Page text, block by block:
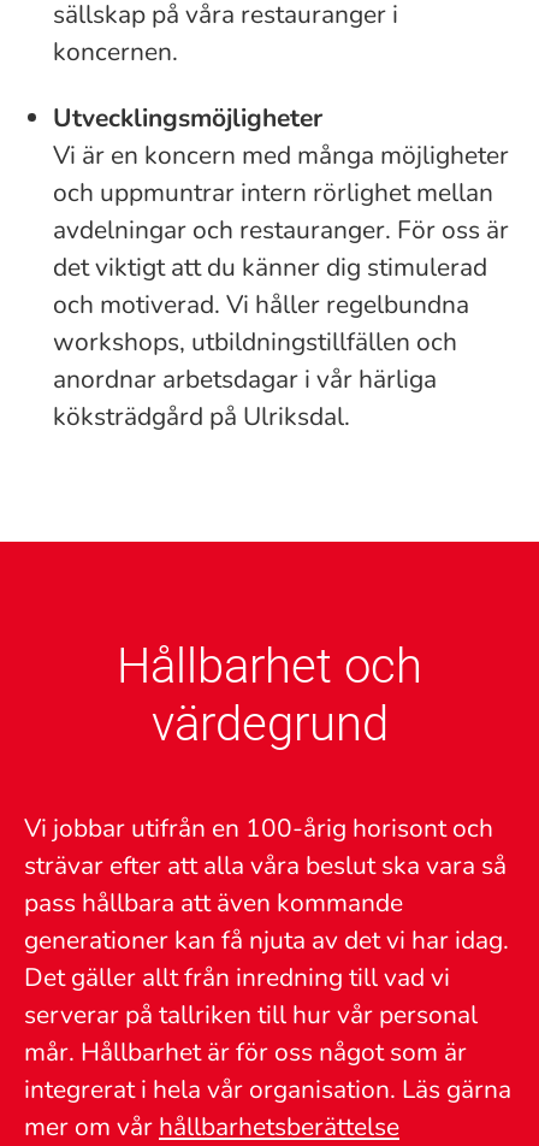
sällskap på våra restauranger i
koncernen.
Utvecklingsmöjligheter
Vi är en koncern med många möjligheter
och uppmuntrar intern rörlighet mellan
avdelningar och restauranger. För oss är
det viktigt att du känner dig stimulerad
och motiverad. Vi håller regelbundna
workshops, utbildningstillfällen och
anordnar arbetsdagar i vår härliga
köksträdgård på Ulriksdal.
Hållbarhet och
värdegrund
Vi jobbar utifrån en 100-årig horisont och
strävar efter att alla våra beslut ska vara så
pass hållbara att även kommande
generationer kan få njuta av det vi har idag.
Det gäller allt från inredning till vad vi
serverar på tallriken till hur vår personal
mår. Hållbarhet är för oss något som är
integrerat i hela vår organisation. Läs gärna
mer om vår hållbarhetsberättelse